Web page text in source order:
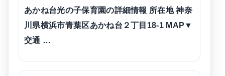
あかね台光の子保育園の詳細情報 所在地 神奈
川県横浜市青葉区あかね台２丁目18-1 MAP▼
交通 …